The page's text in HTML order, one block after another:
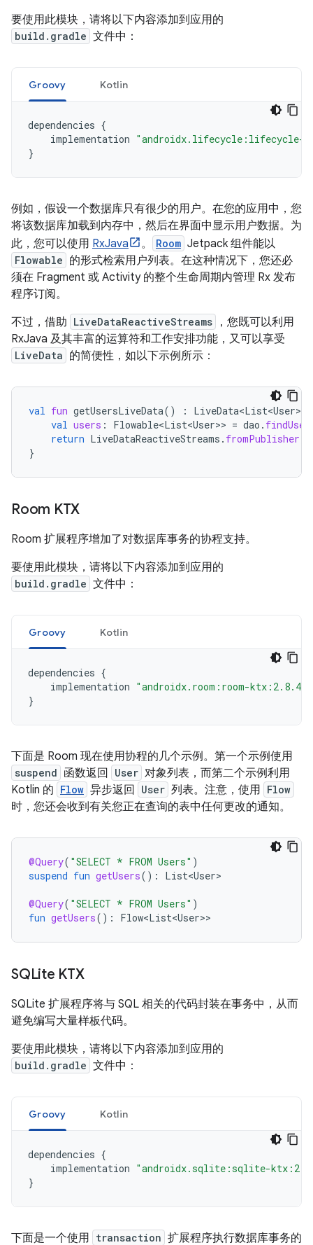
要使用此模块，请将以下内容添加到应用的
build.gradle 文件中：
Groovy Kotlin
dependencies {
implementation "androidx.lifecycle:lifecycle-
}
例如，假设一个数据库只有很少的用户。在您的应用中，您
将该数据库加载到内存中，然后在界面中显示用户数据。为
此，您可以使用 RxJava 。 Room Jetpack 组件能以
Flowable 的形式检索用户列表。在这种情况下，您还必
须在 Fragment 或 Activity 的整个生命周期内管理 Rx 发布
程序订阅。
不过，借助 LiveDataReactiveStreams
，您既可以利用
RxJava 及其丰富的运算符和工作安排功能，又可以享受
LiveData 的简便性，如以下示例所示：
val fun getUsersLiveData() : LiveData<List<User>
val users : Flowable<List<User>> = dao .
return LiveDataReactiveStreams . fromPublisher
}
Room KTX
Room 扩展程序增加了对数据库事务的协程支持。
要使用此模块，请将以下内容添加到应用的
build.gradle 文件中：
Groovy Kotlin
dependencies {
implementation "androidx.room:room-ktx:2.8.4"
}
下面是 Room 现在使用协程的几个示例。第一个示例使用
suspend 函数返回 User 对象列表，而第二个示例利用
Kotlin 的 Flow 异步返回 User 列表。注意，使用 Flow
时，您还会收到有关您正在查询的表中任何更改的通知。
@Query( "SELECT * FROM Users" )
suspend fun getUsers(): List<User>
@Query( "SELECT * FROM Users" )
fun getUsers(): Flow<List<User>
SQLite KTX
SQLite 扩展程序将与 SQL 相关的代码封装在事务中，从而
避免编写大量样板代码。
要使用此模块，请将以下内容添加到应用的
build.gradle 文件中：
Groovy Kotlin
dependencies {
implementation "androidx.sqlite:sqlite-
}
下面是一个使用 transaction 扩展程序执行数据库事务的